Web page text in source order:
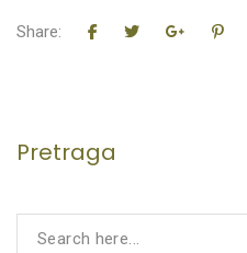
Share:
Pretraga